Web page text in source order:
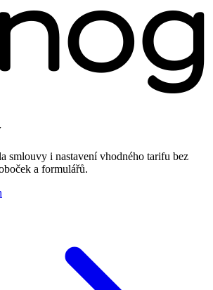
smlouvy i nastavení vhodného tarifu bez
a formulářů.